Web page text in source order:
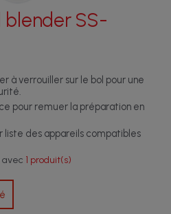
blender SS-
à verrouiller sur le bol pour une
pour remuer la préparation en
liste des appareils compatibles
1 produit(s)